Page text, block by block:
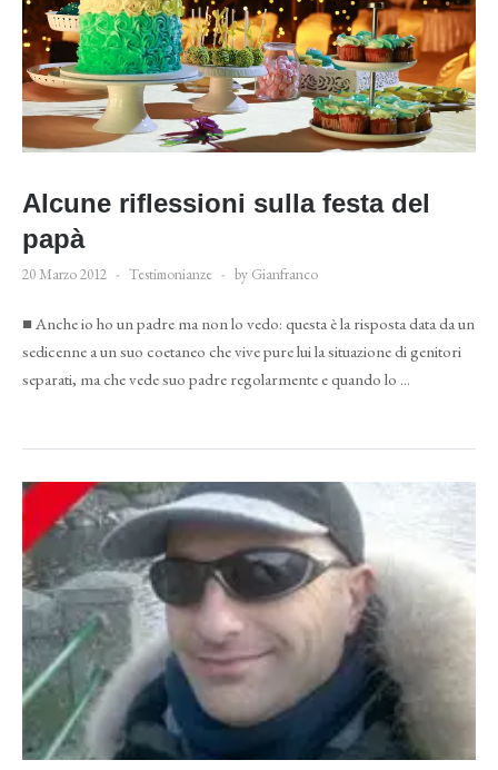
Alcune riflessioni sulla festa del
papà
20 Marzo 2012 Testimonianze by Gianfranco
■ Anche io ho un padre ma non lo vedo: questa è la risposta data da un
sedicenne a un suo coetaneo che vive pure lui la situazione di genitori
separati, ma che vede suo padre regolarmente e quando lo ...